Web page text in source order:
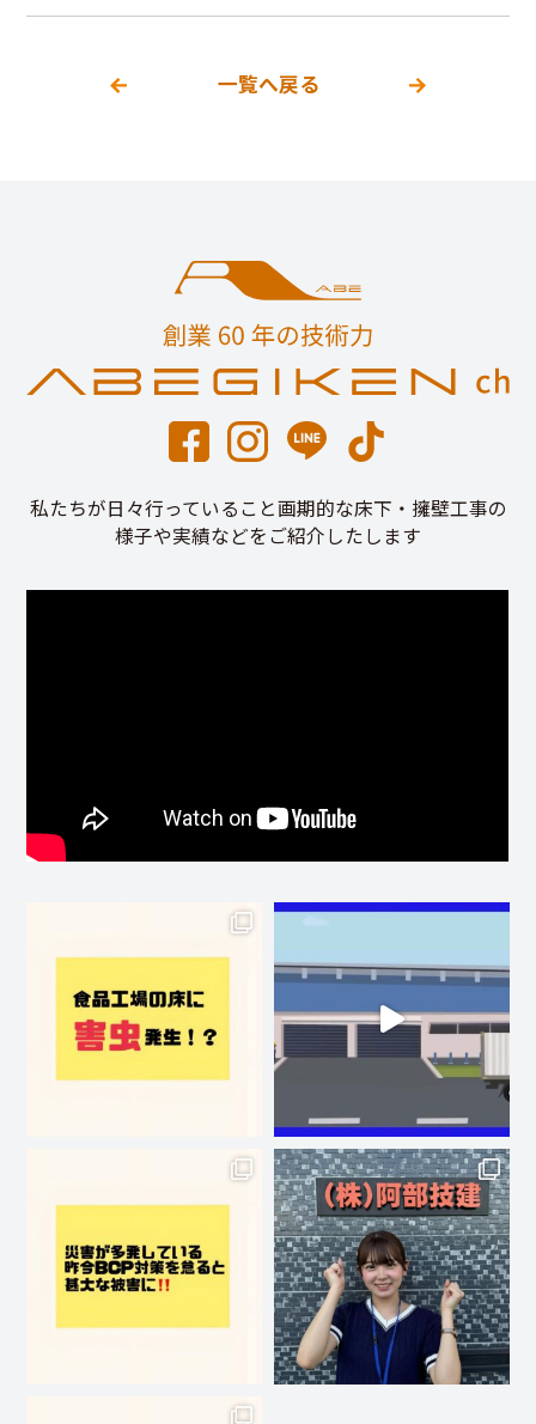
一覧へ戻る
私たちが日々行っていること画期的な床下・擁壁工事の
様子や実績などをご紹介したします